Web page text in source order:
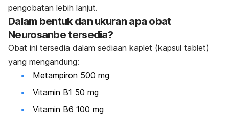
pengobatan lebih lanjut.
Dalam bentuk dan ukuran apa obat
Neurosanbe tersedia?
Obat ini tersedia dalam sediaan kaplet (kapsul tablet)
yang mengandung:
Metampiron 500 mg
Vitamin B1 50 mg
Vitamin B6 100 mg